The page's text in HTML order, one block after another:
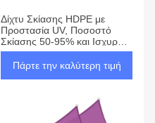
Δίχτυ Σκίασης HDPE με
Προστασία UV, Ποσοστό
Σκίασης 50-95% και Ισχυρή
Αντοχή σε Εφελκυσμό για
Προστασία από Ήλιο και
Πάρτε την καλύτερη τιμή